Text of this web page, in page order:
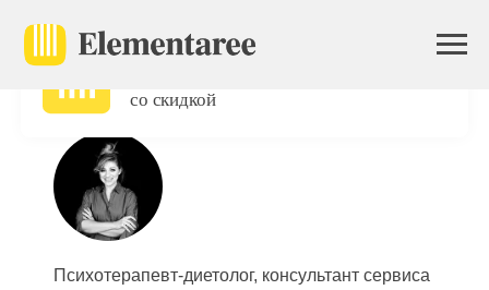
Ого! В приложении
со скидкой
Рисовая лапша: польза и вред
Психотерапевт-диетолог, консультант сервиса